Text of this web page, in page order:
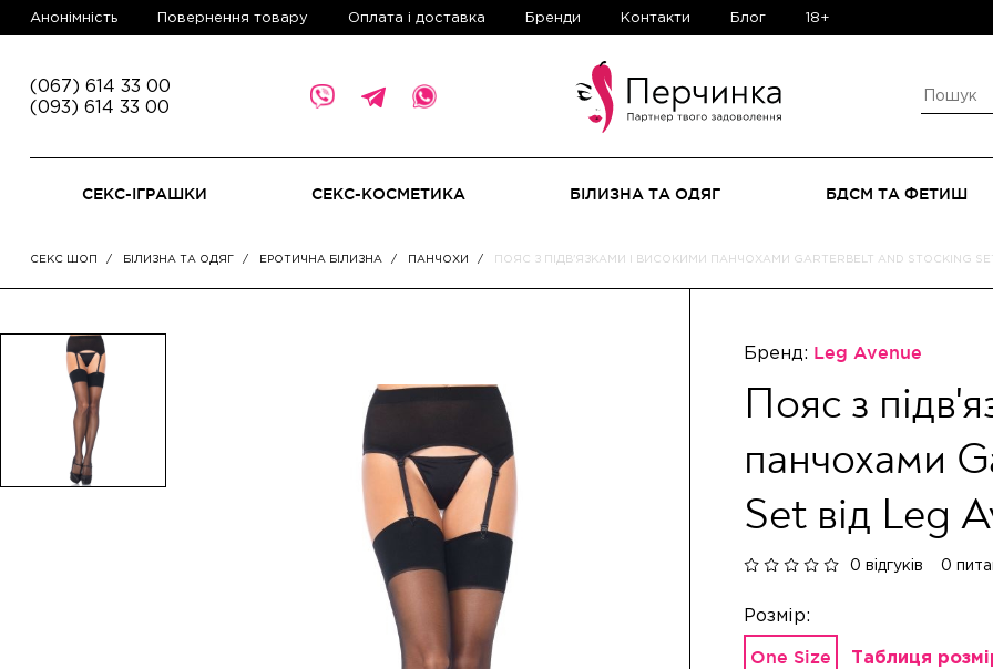
Aнонімність Повернення товару Оплата і доставка Бренди Контакти Блог 18+
(067) 614 33 00
(093) 614 33 00
СЕКС-ІГРАШКИ СЕКС-КОСМЕТИКА БІЛИЗНА ТА ОДЯГ БДСМ ТА ФЕТИШ
СЕКС ШОП БІЛИЗНА ТА ОДЯГ ЕРОТИЧНА БІЛИЗНА ПАНЧОХИ ПОЯС З ПІДВ'ЯЗКАМИ І ВИСОКИМИ ПАНЧОХАМИ GARTERBELT AND STOCKING SET
Бренд: Leg Avenue
Пояс з
панчохами
Set від Leg
0 відгуків 0
One Size Таблиця